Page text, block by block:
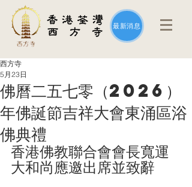
最新消息
佛曆二五七零（2026）
年佛誕節吉祥大會東涌區浴
佛典禮
西方寺
5月23日
香港佛教聯合會會長寬運
大和尚應邀出席並致辭